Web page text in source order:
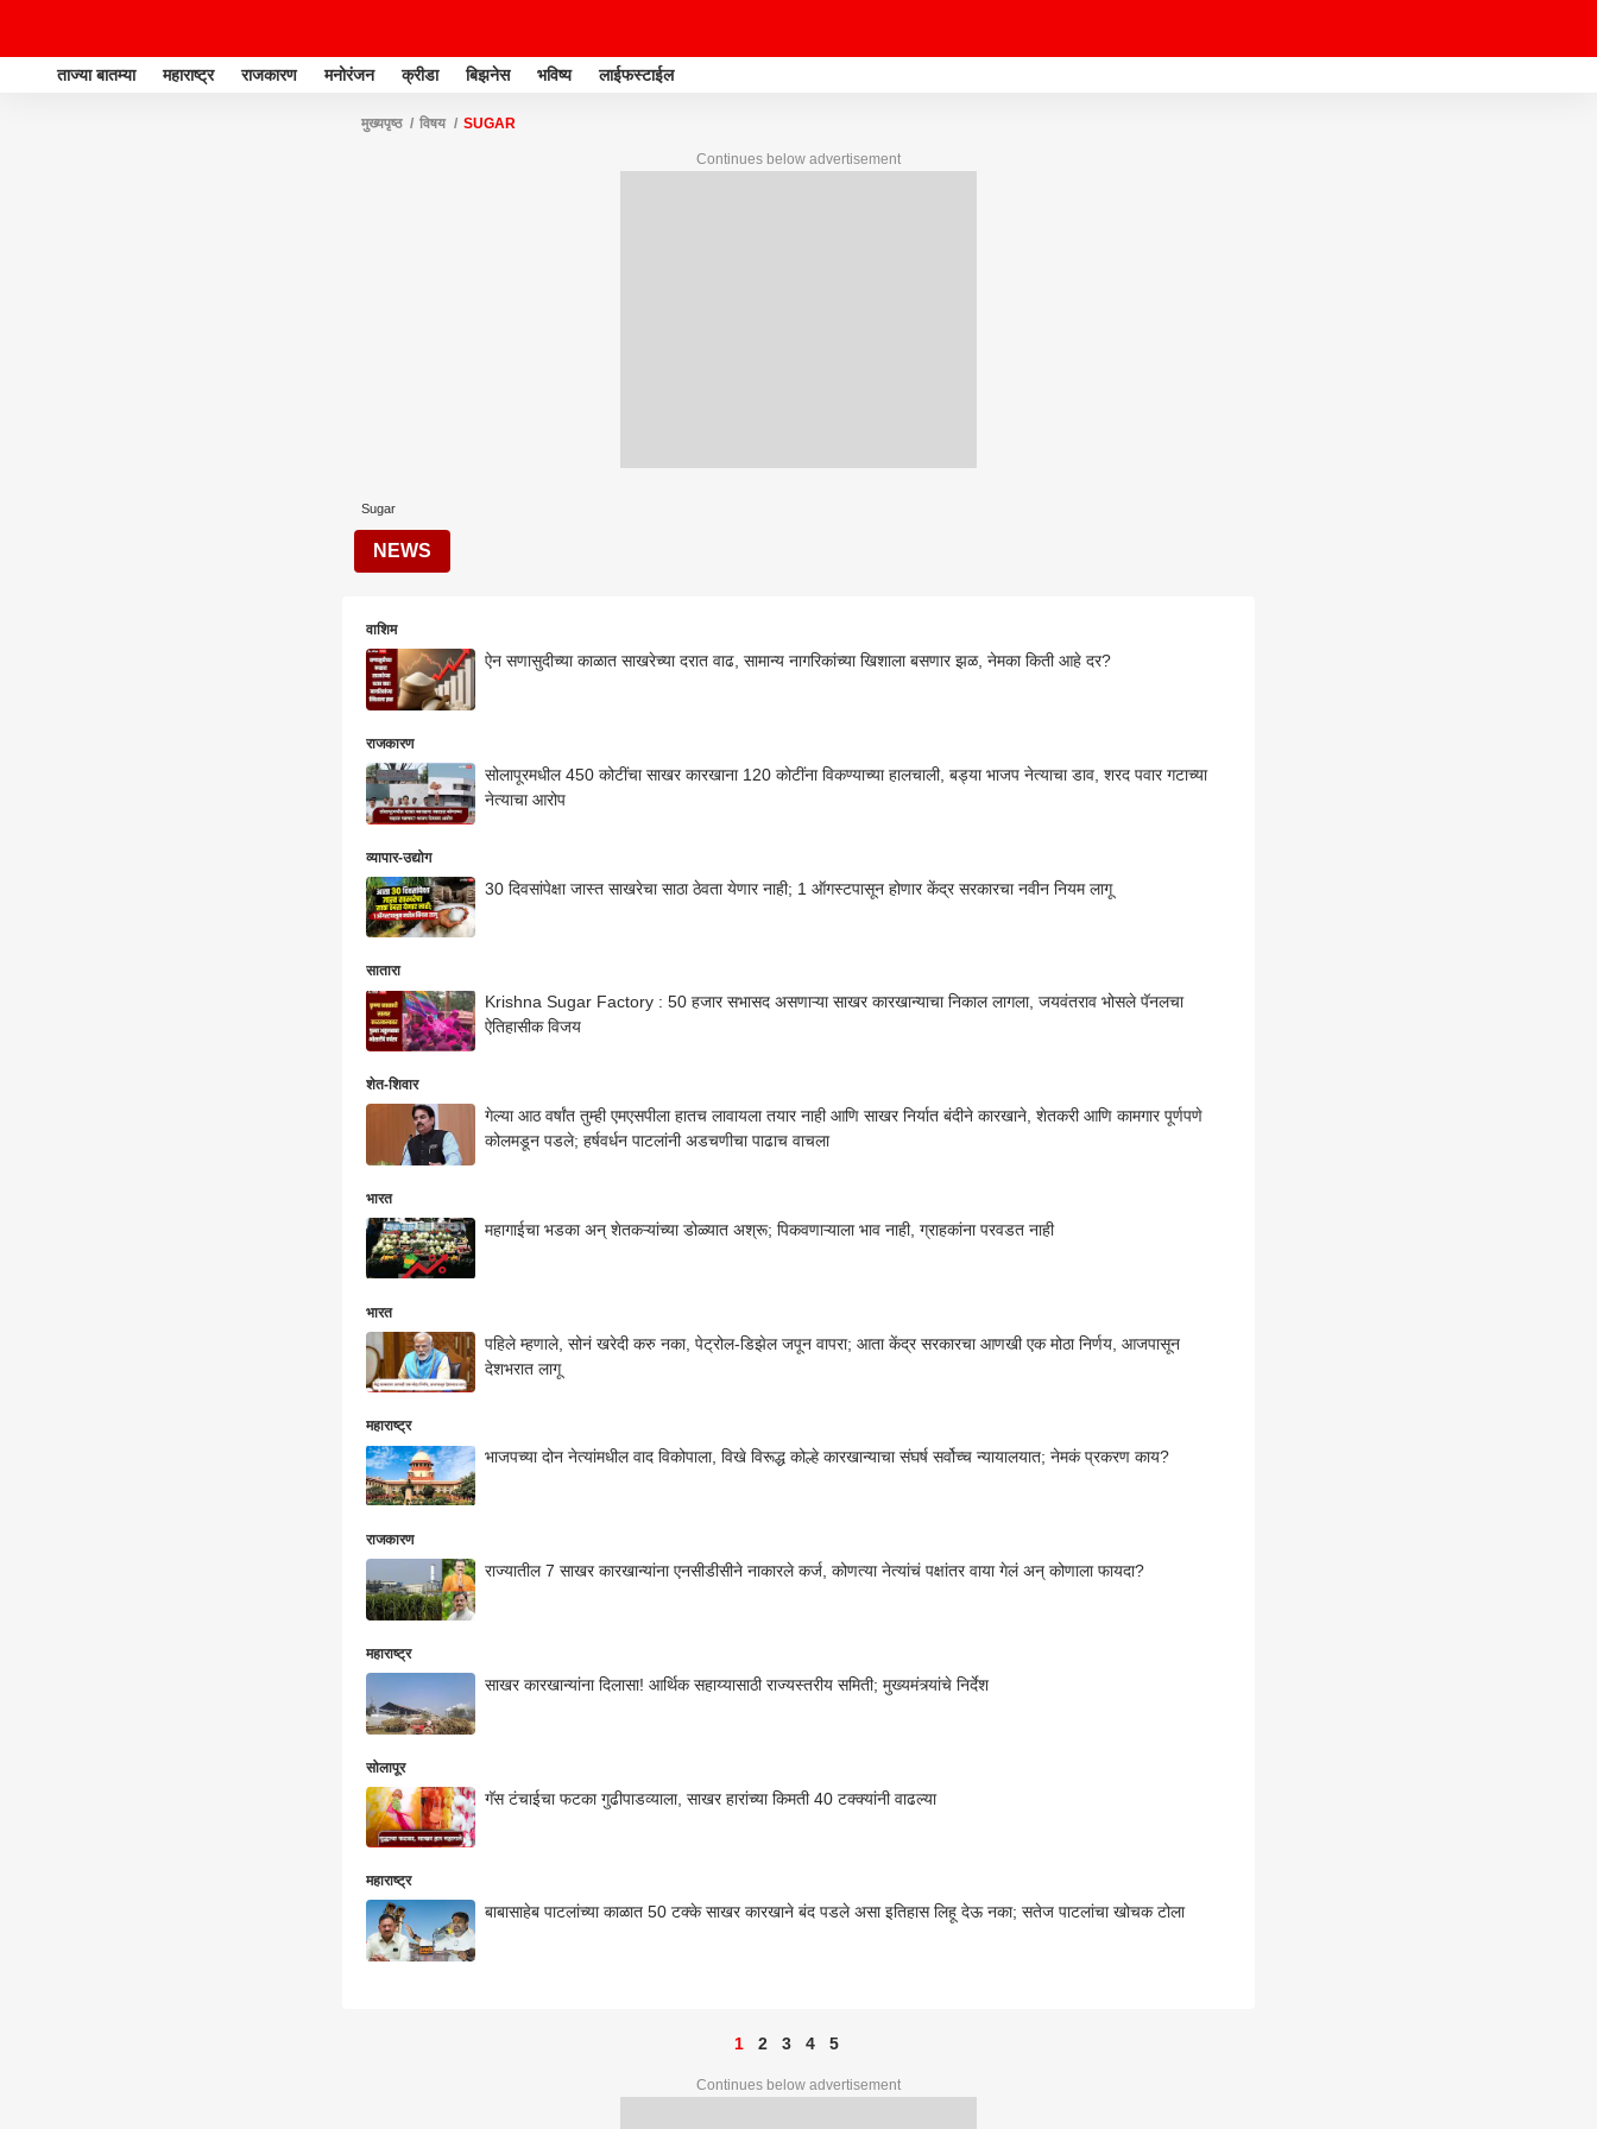
ताज्या बातम्या महाराष्ट्र राजकारण मनोरंजन क्रीडा बिझनेस भविष्य लाईफस्टाईल
मुख्यपृष्ठ विषय SUGAR
Continues below advertisement
Sugar
NEWS
वाशिम
ऐन सणासुदीच्या काळात साखरेच्या दरात वाढ, सामान्य नागरिकांच्या खिशाला बसणार झळ, नेमका किती आहे दर?
राजकारण
सोलापूरमधील 450 कोटींचा साखर कारखाना 120 कोटींना विकण्याच्या हालचाली, बड्या भाजप नेत्याचा डाव, शरद पवार गटाच्या
नेत्याचा आरोप
व्यापार-उद्योग
30 दिवसांपेक्षा जास्त साखरेचा साठा ठेवता येणार नाही; 1 ऑगस्टपासून होणार केंद्र सरकारचा नवीन नियम लागू
सातारा
Krishna Sugar Factory : 50 हजार सभासद असणाऱ्या साखर कारखान्याचा निकाल लागला, जयवंतराव भोसले पॅनलचा
ऐतिहासीक विजय
शेत-शिवार
गेल्या आठ वर्षांत तुम्ही एमएसपीला हातच लावायला तयार नाही आणि साखर निर्यात बंदीने कारखाने, शेतकरी आणि कामगार पूर्णपणे
कोलमडून पडले; हर्षवर्धन पाटलांनी अडचणीचा पाढाच वाचला
भारत
महागाईचा भडका अन् शेतकऱ्यांच्या डोळ्यात अश्रू; पिकवणाऱ्याला भाव नाही, ग्राहकांना परवडत नाही
भारत
पहिले म्हणाले, सोनं खरेदी करु नका, पेट्रोल-डिझेल जपून वापरा; आता केंद्र सरकारचा आणखी एक मोठा निर्णय, आजपासून
देशभरात लागू
महाराष्ट्र
भाजपच्या दोन नेत्यांमधील वाद विकोपाला, विखे विरूद्ध कोल्हे कारखान्याचा संघर्ष सर्वोच्च न्यायालयात; नेमकं प्रकरण काय?
राजकारण
राज्यातील 7 साखर कारखान्यांना एनसीडीसीने नाकारले कर्ज, कोणत्या नेत्यांचं पक्षांतर वाया गेलं अन् कोणाला फायदा?
महाराष्ट्र
साखर कारखान्यांना दिलासा! आर्थिक सहाय्यासाठी राज्यस्तरीय समिती; मुख्यमंत्र्यांचे निर्देश
सोलापूर
गॅस टंचाईचा फटका गुढीपाडव्याला, साखर हारांच्या किमती 40 टक्क्यांनी वाढल्या
महाराष्ट्र
बाबासाहेब पाटलांच्या काळात 50 टक्के साखर कारखाने बंद पडले असा इतिहास लिहू देऊ नका; सतेज पाटलांचा खोचक टोला
1 2 3 4 5
Continues below advertisement